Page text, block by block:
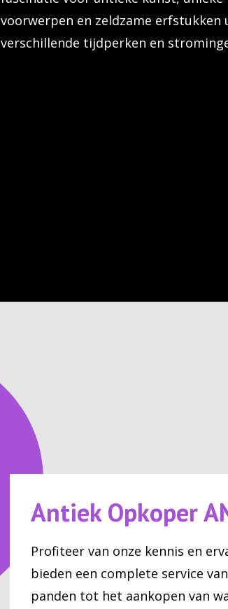
voorwerpen en zeldzame erfstukken
verschillende tijdperken en
Antiek Opkoper
Profiteer van onze kennis en
bieden een complete service
panden tot het aankopen van